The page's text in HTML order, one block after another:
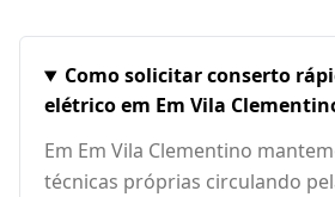
Como solicitar conserto
elétrico em Em Vila
Em Em Vila Clementino
técnicas próprias circulando